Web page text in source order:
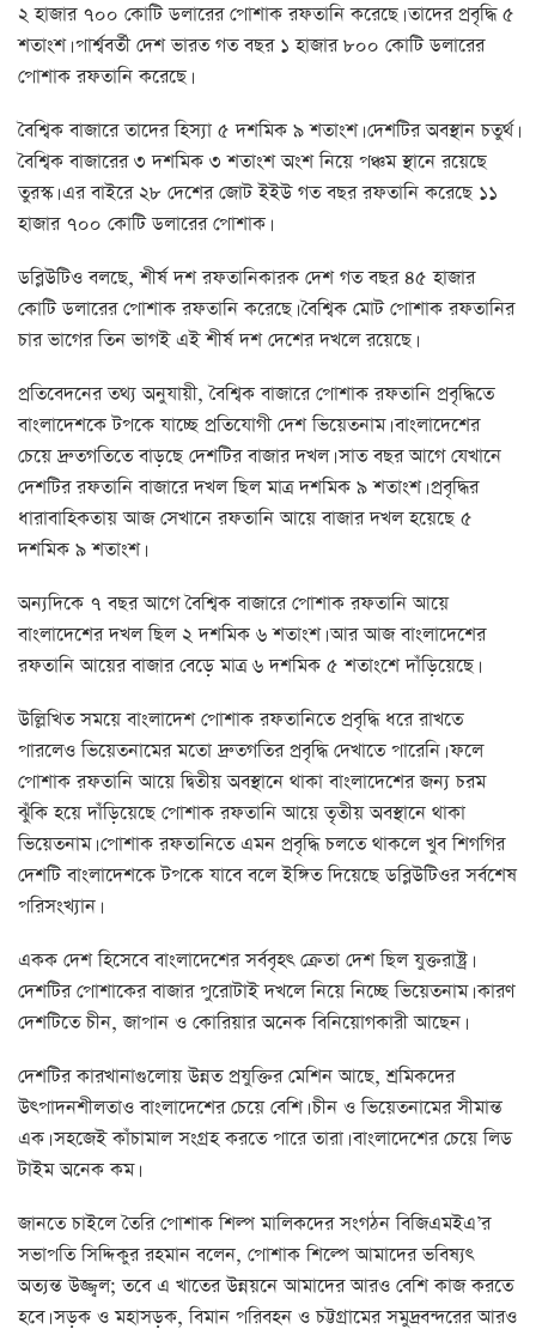
২ হাজার ৭০০ কোটি ডলারের পোশাক রফতানি করেছে। তাদের প্রবৃদ্ধি ৫
শতাংশ। পার্শ্ববর্তী দেশ ভারত গত বছর ১ হাজার ৮০০ কোটি ডলারের
পোশাক রফতানি করেছে।
বৈশ্বিক বাজারে তাদের হিস্যা ৫ দশমিক ৯ শতাংশ। দেশটির অবস্থান চতুর্থ।
বৈশ্বিক বাজারের ৩ দশমিক ৩ শতাংশ অংশ নিয়ে পঞ্চম স্থানে রয়েছে
তুরস্ক। এর বাইরে ২৮ দেশের জোট ইইউ গত বছর রফতানি করেছে ১১
হাজার ৭০০ কোটি ডলারের পোশাক।
ডব্লিউটিও বলছে, শীর্ষ দশ রফতানিকারক দেশ গত বছর ৪৫ হাজার
কোটি ডলারের পোশাক রফতানি করেছে। বৈশ্বিক মোট পোশাক রফতানির
চার ভাগের তিন ভাগই এই শীর্ষ দশ দেশের দখলে রয়েছে।
প্রতিবেদনের তথ্য অনুযায়ী, বৈশ্বিক বাজারে পোশাক রফতানি প্রবৃদ্ধিতে
বাংলাদেশকে টপকে যাচ্ছে প্রতিযোগী দেশ ভিয়েতনাম। বাংলাদেশের
চেয়ে দ্রুতগতিতে বাড়ছে দেশটির বাজার দখল। সাত বছর আগে যেখানে
দেশটির রফতানি বাজারে দখল ছিল মাত্র দশমিক ৯ শতাংশ। প্রবৃদ্ধির
ধারাবাহিকতায় আজ সেখানে রফতানি আয়ে বাজার দখল হয়েছে ৫
দশমিক ৯ শতাংশ।
অন্যদিকে ৭ বছর আগে বৈশ্বিক বাজারে পোশাক রফতানি আয়ে
বাংলাদেশের দখল ছিল ২ দশমিক ৬ শতাংশ। আর আজ বাংলাদেশের
রফতানি আয়ের বাজার বেড়ে মাত্র ৬ দশমিক ৫ শতাংশে দাঁড়িয়েছে।
উল্লিখিত সময়ে বাংলাদেশ পোশাক রফতানিতে প্রবৃদ্ধি ধরে রাখতে
পারলেও ভিয়েতনামের মতো দ্রুতগতির প্রবৃদ্ধি দেখাতে পারেনি। ফলে
পোশাক রফতানি আয়ে দ্বিতীয় অবস্থানে থাকা বাংলাদেশের জন্য চরম
ঝুঁকি হয়ে দাঁড়িয়েছে পোশাক রফতানি আয়ে তৃতীয় অবস্থানে থাকা
ভিয়েতনাম। পোশাক রফতানিতে এমন প্রবৃদ্ধি চলতে থাকলে খুব শিগগির
দেশটি বাংলাদেশকে টপকে যাবে বলে ইঙ্গিত দিয়েছে ডব্লিউটিওর সর্বশেষ
পরিসংখ্যান।
একক দেশ হিসেবে বাংলাদেশের সর্ববৃহৎ ক্রেতা দেশ ছিল যুক্তরাষ্ট্র।
দেশটির পোশাকের বাজার পুরোটাই দখলে নিয়ে নিচ্ছে ভিয়েতনাম। কারণ
দেশটিতে চীন, জাপান ও কোরিয়ার অনেক বিনিয়োগকারী আছেন।
দেশটির কারখানাগুলোয় উন্নত প্রযুক্তির মেশিন আছে, শ্রমিকদের
উৎপাদনশীলতাও বাংলাদেশের চেয়ে বেশি। চীন ও ভিয়েতনামের সীমান্ত
এক। সহজেই কাঁচামাল সংগ্রহ করতে পারে তারা। বাংলাদেশের চেয়ে লিড
টাইম অনেক কম।
জানতে চাইলে তৈরি পোশাক শিল্প মালিকদের সংগঠন বিজিএমইএ’র
সভাপতি সিদ্দিকুর রহমান বলেন, পোশাক শিল্পে আমাদের ভবিষ্যৎ
অত্যন্ত উজ্জ্বল; তবে এ খাতের উন্নয়নে আমাদের আরও বেশি কাজ করতে
হবে। সড়ক ও মহাসড়ক, বিমান পরিবহন ও চট্টগ্রামের সমুদ্রবন্দরের আরও